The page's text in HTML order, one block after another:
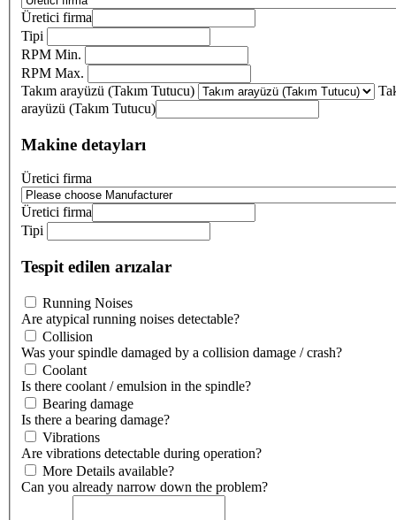
Üretici firma
Tipi
RPM Min.
RPM Max.
Takım arayüzü (Takım Tutucu)
arayüzü (Takım Tutucu)
Makine detayları
Üretici firma
Üretici firma
Tipi
Tespit edilen arızalar
Running Noises
Are atypical running noises detectable?
Collision
Was your spindle damaged by a collision damage / crash?
Coolant
Is there coolant / emulsion in the spindle?
Bearing damage
Is there a bearing damage?
Vibrations
Are vibrations detectable during operation?
More Details available?
Can you already narrow down the problem?